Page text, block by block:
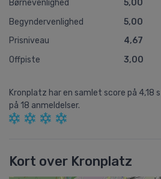
Børnevenlighed
5,00
Begyndervenlighed
5,00
Prisniveau
4,67
Offpiste
3,00
Kronplatz har en samlet score på 4,18
på 18 anmeldelser.
Kort over Kronplatz